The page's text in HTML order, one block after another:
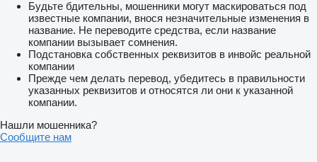
Будьте бдительны, мошенники могут маскироваться под
известные компании, внося незначительные изменения в
название. Не переводите средства, если название
компании вызывает сомнения.
Подстановка собственных реквизитов в инвойс реальной
компании
Прежде чем делать перевод, убедитесь в правильности
указанных реквизитов и относятся ли они к указанной
компании.
Нашли мошенника?
Сообщите нам